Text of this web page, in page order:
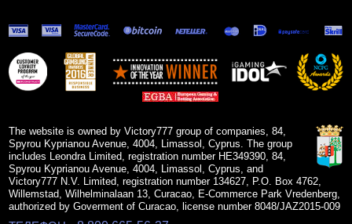
7981 ₽
drink***
Safari Sam
The website is owned by Victory777 group of companies, 84,
Spyrou Kyprianou Avenue, 4004, Limassol, Cyprus. The group
includes Leondra Limited, registration number HE349390, 84,
Spyrou Kyprianou Avenue, 4004, Limassol, Cyprus, and
Victory777 N.V. Limited, registration number 134627, P.O. Box 4762,
Willemstad, Wilhelminalaan 13, Curacao, E-Commerce Park Vredenberg,
authorized by Goverment of Curacao, license number 8048/JAZ2015-009